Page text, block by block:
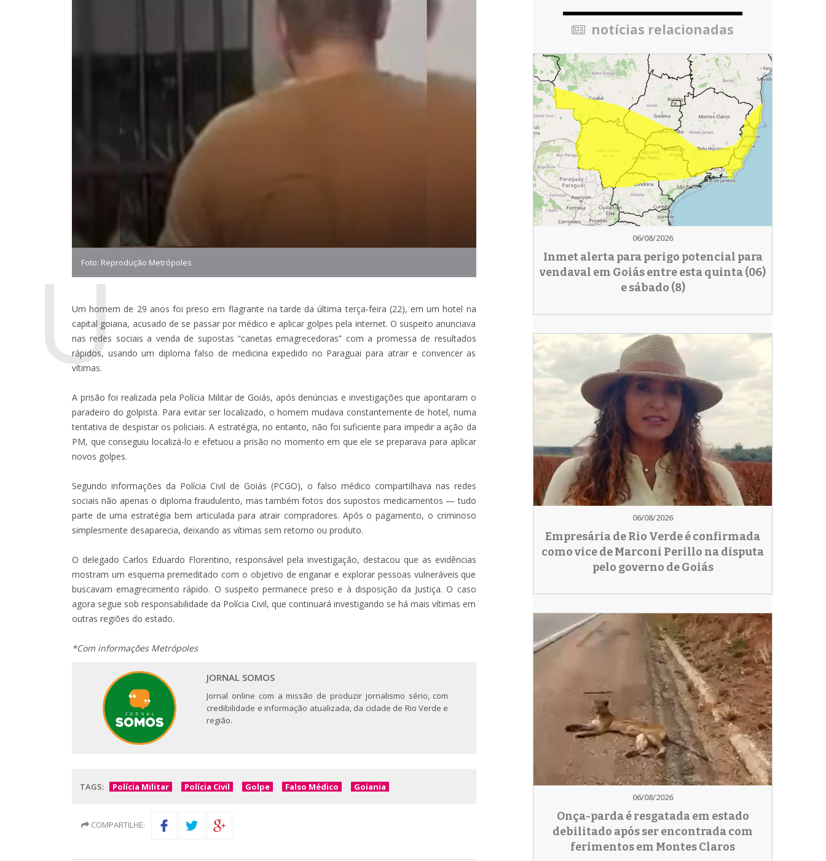
Foto: Reprodução Metrópoles
U
Um homem de 29 anos foi preso em flagrante na tarde da última terça-feira (22), em um hotel na
capital goiana, acusado de se passar por médico e aplicar golpes pela internet. O suspeito anunciava
nas redes sociais a venda de supostas “canetas emagrecedoras” com a promessa de resultados
rápidos, usando um diploma falso de medicina expedido no Paraguai para atrair e convencer as
vítimas.
A prisão foi realizada pela Polícia Militar de Goiás, após denúncias e investigações que apontaram o
paradeiro do golpista. Para evitar ser localizado, o homem mudava constantemente de hotel, numa
tentativa de despistar os policiais. A estratégia, no entanto, não foi suficiente para impedir a ação da
PM, que conseguiu localizá-lo e efetuou a prisão no momento em que ele se preparava para aplicar
novos golpes.
Segundo informações da Polícia Civil de Goiás (PCGO), o falso médico compartilhava nas redes
sociais não apenas o diploma fraudulento, mas também fotos dos supostos medicamentos — tudo
parte de uma estratégia bem articulada para atrair compradores. Após o pagamento, o criminoso
simplesmente desaparecia, deixando as vítimas sem retorno ou produto.
O delegado Carlos Eduardo Florentino, responsável pela investigação, destacou que as evidências
mostram um esquema premeditado com o objetivo de enganar e explorar pessoas vulneráveis que
buscavam emagrecimento rápido. O suspeito permanece preso e à disposição da Justiça. O caso
agora segue sob responsabilidade da Polícia Civil, que continuará investigando se há mais vítimas em
outras regiões do estado.
*Com informações Metrópoles
JORNAL SOMOS
Jornal online com a missão de produzir jornalismo sério, com
credibilidade e informação atualizada, da cidade de Rio Verde e
região.
TAGS: Polícia Militar Polícia Civil Golpe Falso Médico Goiania
COMPARTILHE:
notícias relacionadas
06/08/2026
Inmet alerta para perigo potencial para
vendaval em Goiás entre esta quinta (06)
e sábado (8)
06/08/2026
Empresária de Rio Verde é confirmada
como vice de Marconi Perillo na disputa
pelo governo de Goiás
06/08/2026
Onça-parda é resgatada em estado
debilitado após ser encontrada com
ferimentos em Montes Claros